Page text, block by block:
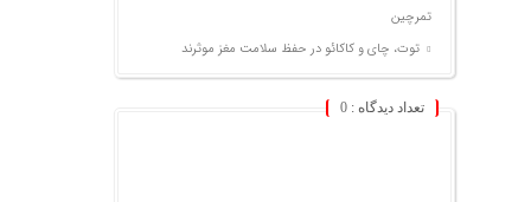
تمرچین
توت، چای و کاکائو در حفظ سلامت مغز موثرند
تعداد دیدگاه : 0